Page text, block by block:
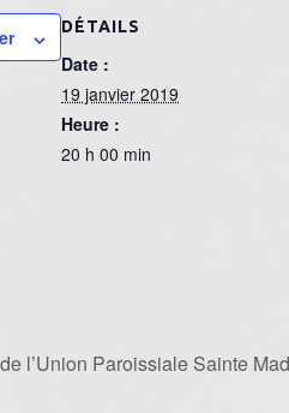
DÉTAILS
Date :
19 janvier 2019
Heure :
20 h 00 min
l’Union Paroissiale Sainte